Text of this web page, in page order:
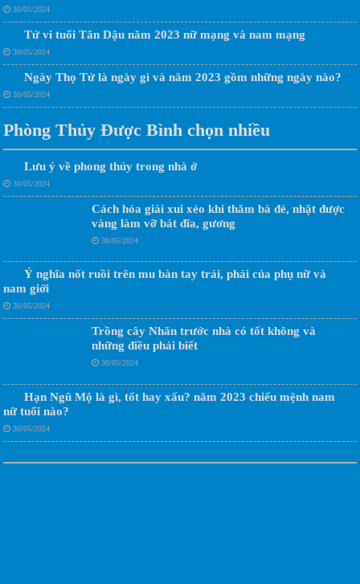
30/05/2024
Tử vi tuổi Tân Dậu năm 2023 nữ mạng và nam mạng
30/05/2024
Ngày Thọ Tử là ngày gì và năm 2023 gồm những ngày nào?
30/05/2024
Phòng Thủy Được Bình chọn nhiều
Lưu ý về phong thủy trong nhà ở
30/05/2024
Cách hóa giải xui xẻo khi thăm bà đẻ, nhặt được
vàng làm vỡ bát đĩa, gương
30/05/2024
Ý nghĩa nốt ruồi trên mu bàn tay trái, phải của phụ nữ và
nam giới
30/05/2024
Trồng cây Nhãn trước nhà có tốt không và
những điều phải biết
30/05/2024
Hạn Ngũ Mộ là gì, tốt hay xấu? năm 2023 chiếu mệnh nam
nữ tuổi nào?
30/05/2024